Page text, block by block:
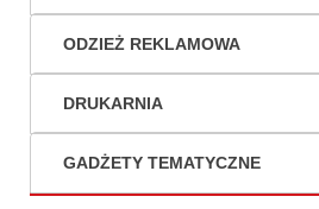
ODZIEŻ REKLAMOWA
DRUKARNIA
GADŻETY TEMATYCZNE